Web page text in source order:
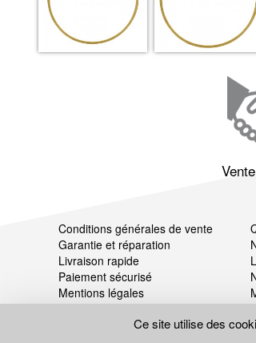
Conditions générales de vente
Garantie et réparation
Livraison rapide
Paiement sécurisé
Mentions légales
Gestion des cookiesCe site utilise des